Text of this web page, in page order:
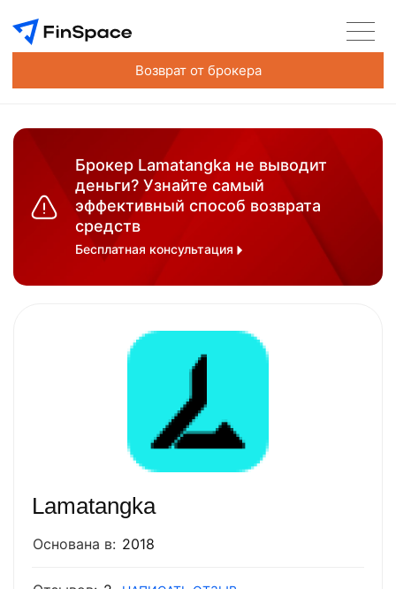
Возврат от брокера
Брокер Lamatangka не выводит
деньги? Узнайте самый
эффективный способ возврата
средств
Бесплатная консультация
Lamatangka
Основана в: 2018